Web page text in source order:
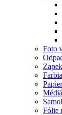
Foto
Papier
Fólie